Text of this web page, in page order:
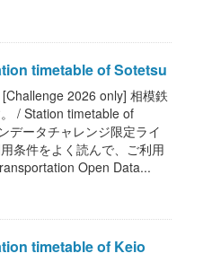
timetable of Sotetsu
[Challenge 2026 only] 相模鉄
/ Station timetable of
データチャレンジ限定ライ
条件をよく読んで、ご利用
Open Data...
timetable of Keio